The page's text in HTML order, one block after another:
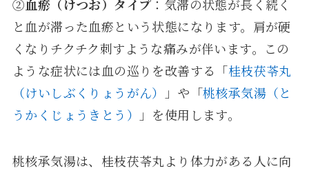
②血瘀（けつお）タイプ ：気滞の状態が長く続く
と血が滞った血瘀という状態になります。肩が硬
くなりチクチク刺すような痛みが伴います。この
ような症状には血の巡りを改善する「桂枝茯苓丸
（けいしぶくりょうがん）
」や「桃核承気湯（と
うかくじょうきとう）
」を使用します。
桃核承気湯は、桂枝茯苓丸より体力がある人に向